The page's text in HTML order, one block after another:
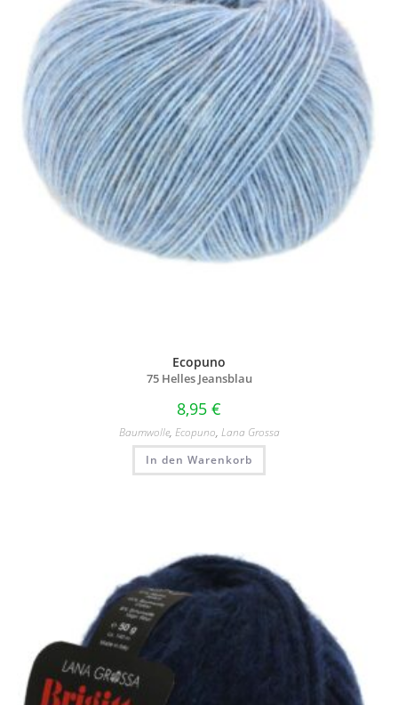
Ecopuno
75 Helles Jeansblau
8,95 €
Baumwolle, Ecopuno, Lana Grossa
In den Warenkorb